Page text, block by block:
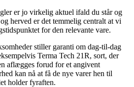
er jo virkelig aktuel ifald du står og
herved er det temmelig centralt at vi
for den relevante vare.
stiller garanti om dag-til-dag
Terma Tech 21R, sort, der
aflægges forud for et angivent
kan nå at få de nye varer hen til
holder fyraften.